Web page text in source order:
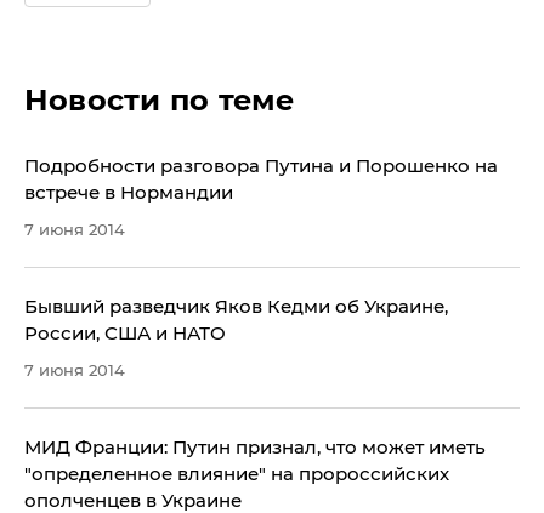
Новости по теме
Подробности разговора Путина и Порошенко на
встрече в Нормандии
7 июня 2014
Бывший разведчик Яков Кедми об Украине,
России, США и НАТО
7 июня 2014
МИД Франции: Путин признал, что может иметь
"определенное влияние" на пророссийских
ополченцев в Украине